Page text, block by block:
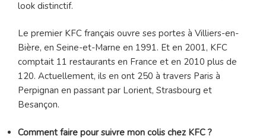
look distinctif.
Le premier KFC français ouvre ses portes à Villiers-en-
Bière, en Seine-et-Marne en 1991. Et en 2001, KFC
comptait 11 restaurants en France et en 2010 plus de
120. Actuellement, ils en ont 250 à travers Paris à
Perpignan en passant par Lorient, Strasbourg et
Besançon.
Comment faire pour suivre mon colis chez KFC ?